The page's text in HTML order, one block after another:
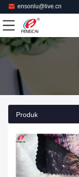
ensonlu@live.cn
Produk